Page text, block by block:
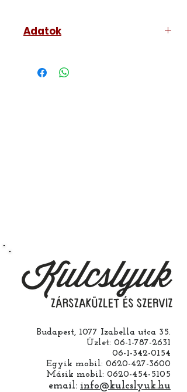
Adatok
Kengyel belső szélesség:
Budapest, 1077 Izabella utca 35.
Üzlet: 06-1-787-2631
06-1-342-0154
Egyik mobil: 0620-427-3600
Másik mobil: 0620-454-5105
email: info@kulcslyuk.hu